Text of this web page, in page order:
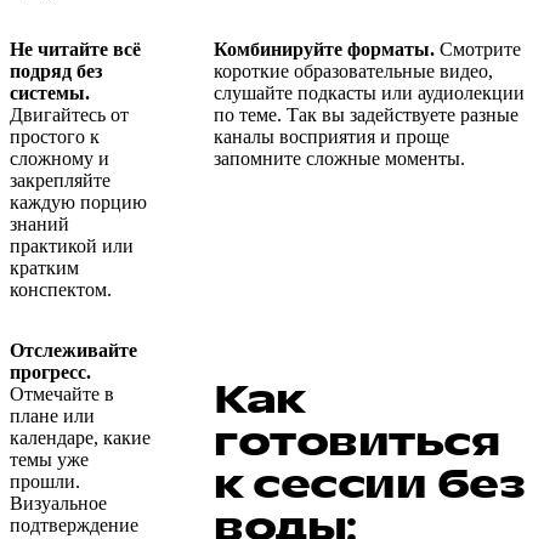
Не читайте всё
подряд без
системы.
Двигайтесь от
простого к
сложному и
закрепляйте
каждую порцию
знаний
практикой или
кратким
конспектом.
Комбинируйте форматы. Смотрите
короткие образовательные видео,
слушайте подкасты или аудиолекции
по теме. Так вы задействуете разные
каналы восприятия и проще
запомните сложные моменты.
Отслеживайте
прогресс.
Отмечайте в
плане или
календаре, какие
темы уже
прошли.
Визуальное
подтверждение
Как
готовиться
к сессии без
воды: